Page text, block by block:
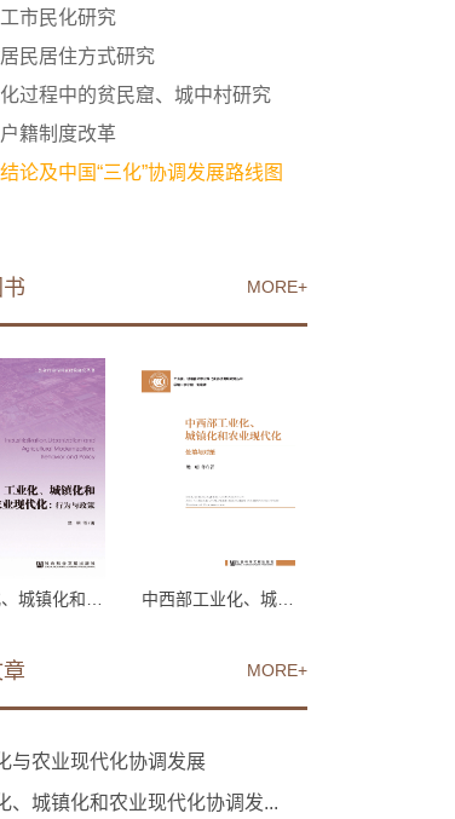
市民化研究
民居住方式研究
过程中的贫民窟、城中村研究
籍制度改革
论及中国“三化”协调发展路线图
MORE+
中西部工业化、城镇化和...
MORE+
与农业现代化协调发展
、城镇化和农业现代化协调发...